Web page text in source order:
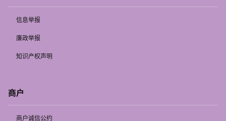
信息举报
廉政举报
知识产权声明
商户
商户诚信公约